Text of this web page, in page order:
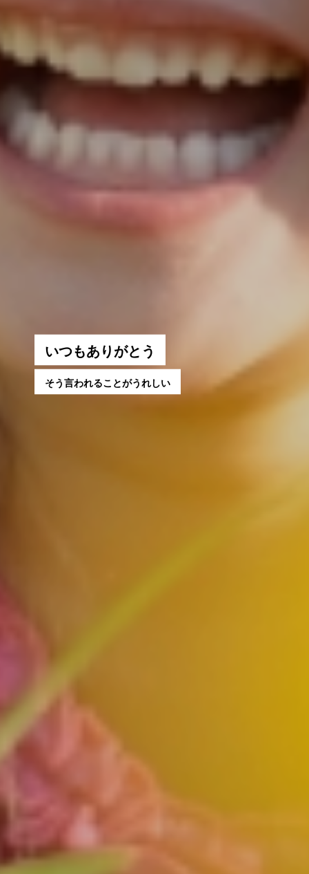
いつもあ り がと う
そう言われるこ とがうれしい